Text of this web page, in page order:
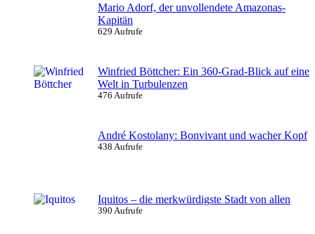
Mario Adorf, der unvollendete Amazonas-
Kapitän
629 Aufrufe
Winfried Böttcher: Ein 360-Grad-Blick auf eine
Welt in Turbulenzen
476 Aufrufe
André Kostolany: Bonvivant und wacher Kopf
438 Aufrufe
Iquitos – die merkwürdigste Stadt von allen
390 Aufrufe